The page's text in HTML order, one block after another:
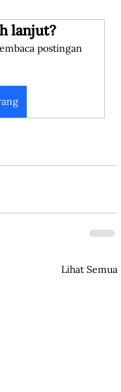
lanjut?
postingan
Lihat Semua